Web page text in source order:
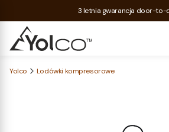
3 letnia gwarancja door-to-
Yolco Lodówki kompresorowe